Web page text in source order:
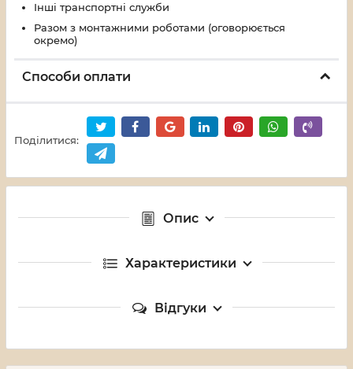
Інші транспортні служби
Разом з монтажними роботами (оговорюється
окремо)
Способи оплати
Поділитися:
Опис
Характеристики
Відгуки